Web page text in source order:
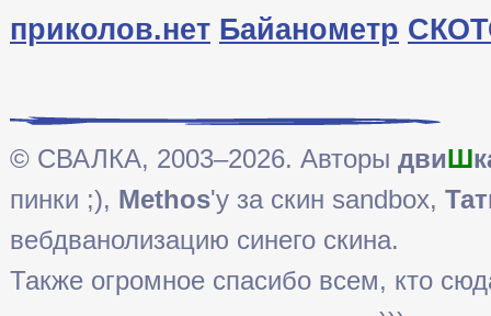
приколов.нет Байанометр
© СВАЛКА, 2003–2026. Авторы двиШ
пинки ;), Methos'у за скин sandbox,
вебдванолизацию синего скина.
Также огромное спасибо всем, кто